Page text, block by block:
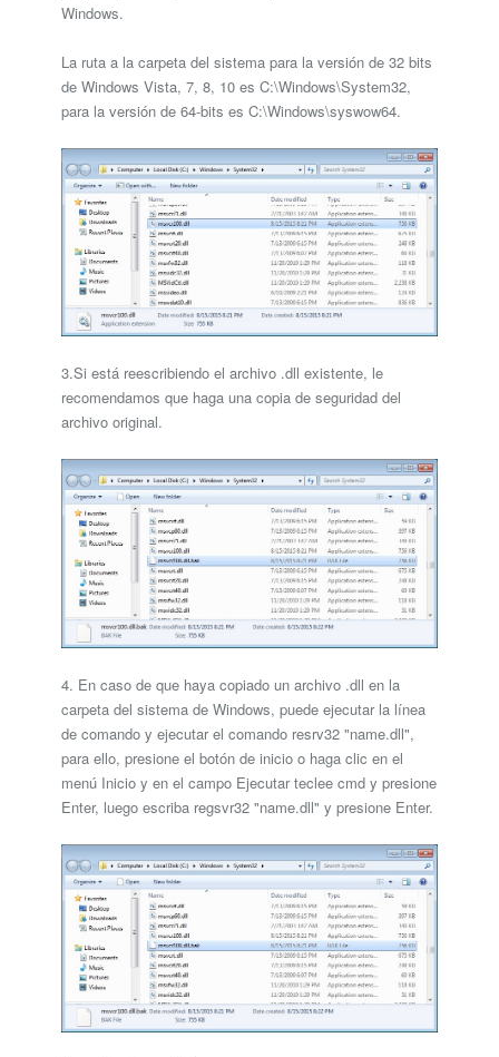
Windows.
La ruta a la carpeta del sistema para la versión de 32 bits
de Windows Vista, 7, 8, 10 es C:\Windows\System32,
para la versión de 64-bits es C:\Windows\syswow64.
3.Si está reescribiendo el archivo .dll existente, le
recomendamos que haga una copia de seguridad del
archivo original.
4. En caso de que haya copiado un archivo .dll en la
carpeta del sistema de Windows, puede ejecutar la línea
de comando y ejecutar el comando resrv32 "name.dll",
para ello, presione el botón de inicio o haga clic en el
menú Inicio y en el campo Ejecutar teclee cmd y presione
Enter, luego escriba regsvr32 "name.dll" y presione Enter.